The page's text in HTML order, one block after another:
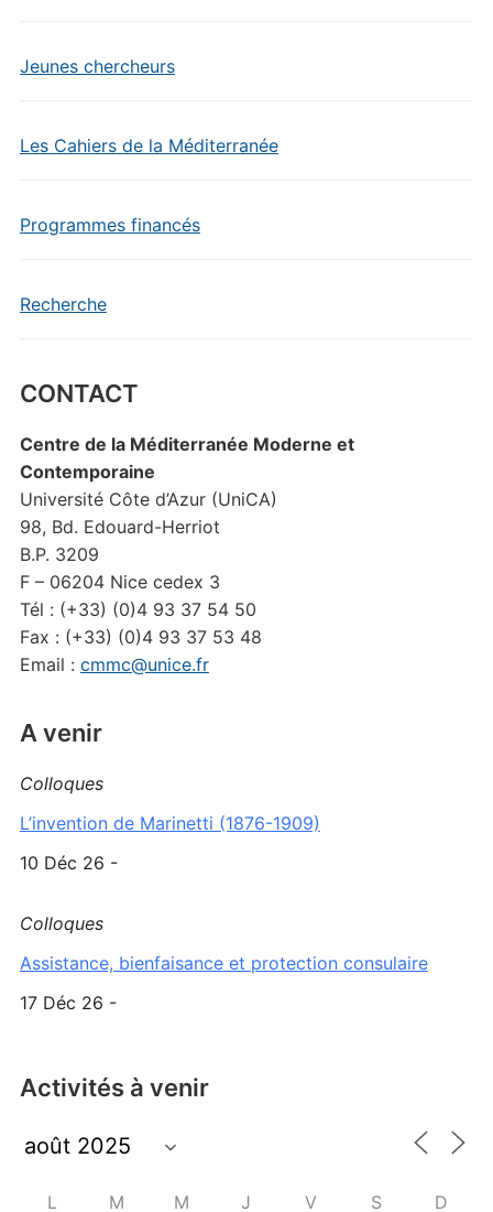
Jeunes chercheurs
Les Cahiers de la Méditerranée
Programmes financés
Recherche
CONTACT
Centre de la Méditerranée Moderne et
Contemporaine
Université Côte d’Azur (UniCA)
98, Bd. Edouard-Herriot
B.P. 3209
F – 06204 Nice cedex 3
Tél : (+33) (0)4 93 37 54 50
Fax : (+33) (0)4 93 37 53 48
Email : cmmc@unice.fr
A venir
Colloques
L’invention de Marinetti (1876-1909)
10 Déc 26 -
Colloques
Assistance, bienfaisance et protection consulaire
17 Déc 26 -
Activités à venir
L M M J V S D